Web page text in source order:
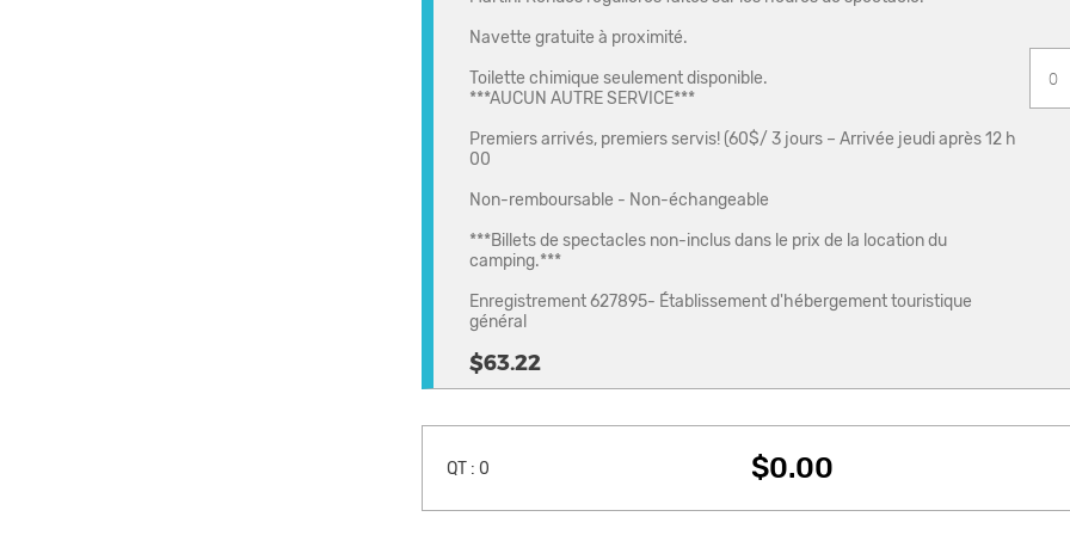
Navette gratuite à proximité.
Toilette chimique seulement disponible.
***AUCUN AUTRE SERVICE***
Premiers arrivés, premiers servis! (60$/ 3 jours – Arrivée jeudi après 12 h
00
Non-remboursable - Non-échangeable
***Billets de spectacles non-inclus dans le prix de la location du
camping.***
Enregistrement 627895- Établissement d'hébergement touristique
général
$63.22
QT : 0 $0.00